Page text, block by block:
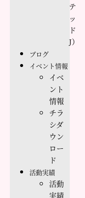
テ
ッ
ド
J）
ブログ
イベント情報
イベ
ント
情報
チラ
シダ
ウン
ロー
ド
活動実績
活動
実績